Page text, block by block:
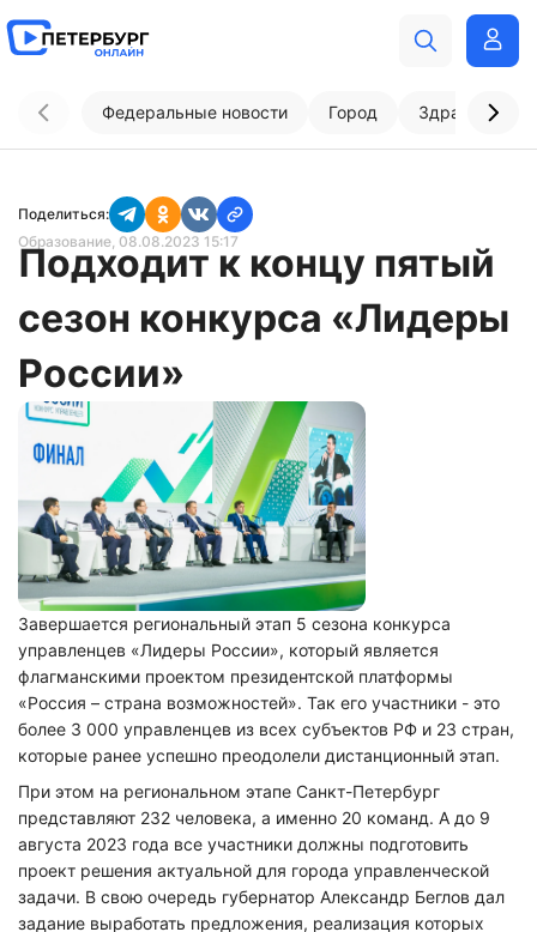
Федеральные новости Город
Поделиться:
Образование, 08.08.2023 15:17
Подходит к концу пятый
сезон конкурса «Лидеры
России»
Завершается региональный этап 5 сезона конкурса
управленцев «Лидеры России», который является
флагманскими проектом президентской платформы
«Россия – страна возможностей». Так его участники - это
более 3 000 управленцев из всех субъектов РФ и 23 стран,
которые ранее успешно преодолели дистанционный этап.
При этом на региональном этапе Санкт-Петербург
представляют 232 человека, а именно 20 команд. А до 9
августа 2023 года все участники должны подготовить
проект решения актуальной для города управленческой
задачи. В свою очередь губернатор Александр Беглов дал
задание выработать предложения, реализация которых